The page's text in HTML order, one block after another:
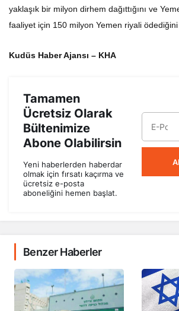
yaklaşık bir milyon dirhem dağıttığını ve
faaliyet için 150 milyon Yemen riyali ödediğini
Kudüs Haber Ajansı – KHA
Tamamen
Ücretsiz Olarak
Bültenimize
Abone Olabilirsin
Yeni haberlerden haberdar
olmak için fırsatı kaçırma ve
ücretsiz e-posta
aboneliğini hemen başlat.
Benzer Haberler